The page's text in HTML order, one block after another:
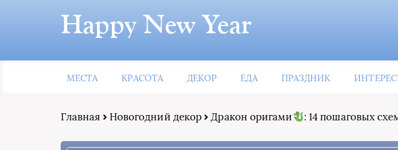
Happy New Year
МЕСТА КРАСОТА ДЕКОР ЕДА ПРАЗДНИК
Главная Новогодний декор Дракон оригами : 14 пошаговых